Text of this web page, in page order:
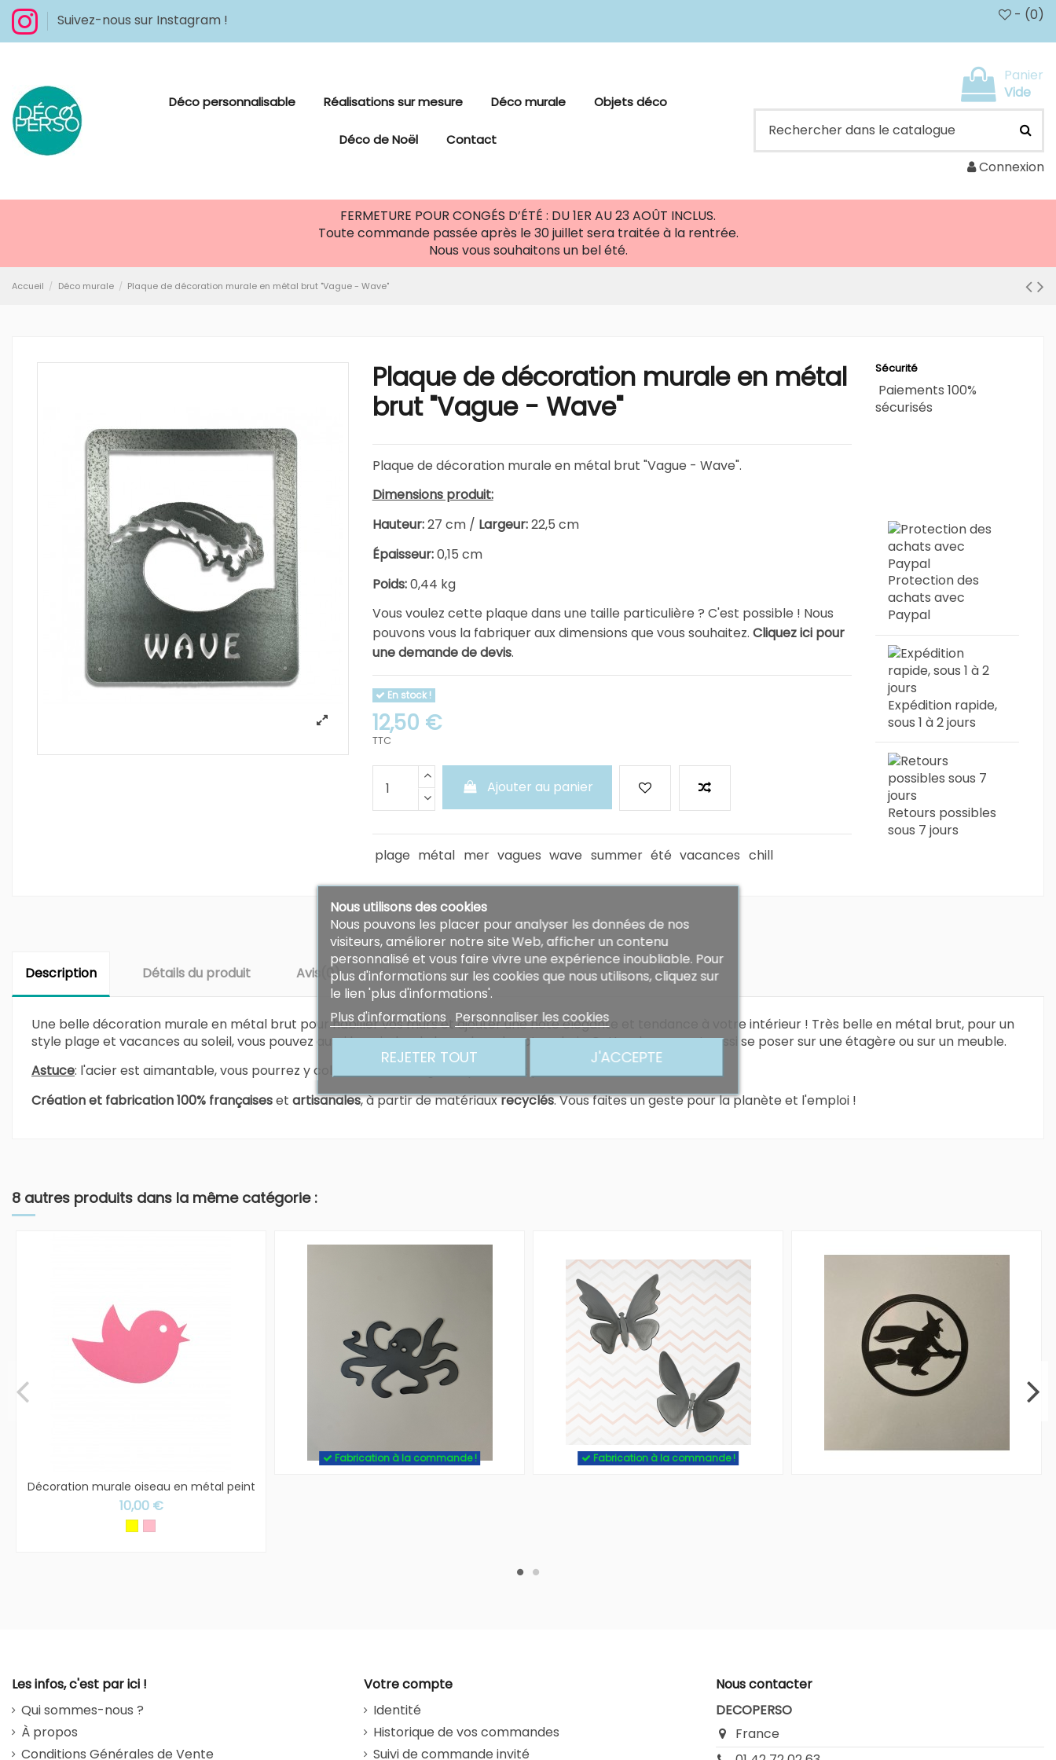
Suivez-nous sur Instagram ! - (0)
Déco personnalisable Réalisations sur mesure Déco murale Objets déco
Déco de Noël Contact
Panier
Vide
Connexion
FERMETURE POUR CONGÉS D’ÉTÉ : DU 1ER AU 23 AOÛT INCLUS.
Toute commande passée après le 30 juillet sera traitée à la rentrée.
Nous vous souhaitons un bel été.
Accueil Déco murale Plaque de décoration murale en métal brut "Vague - Wave"
Plaque de décoration murale en métal
brut "Vague - Wave"
Plaque de décoration murale en métal brut "Vague - Wave".
Dimensions produit:
Hauteur:27 cm / Largeur:22,5 cm
Épaisseur:0,15 cm
Poids:0,44 kg
Vous voulez cette plaque dans une taille particulière ? C'est possible ! Nous
pouvons vous la fabriquer aux dimensions que vous souhaitez. Cliquez ici pour
une demande de devis.
En stock !
12,50 €
TTC
Ajouter au panier
plage métal mer vagues wave summer été vacances chill
Sécurité
Paiements 100%
sécurisés
Protection des
achats avec
Paypal
Expédition rapide,
sous 1 à 2 jours
Retours possibles
sous 7 jours
Description Détails du produit Avis (0)
Une belle décoration murale en métal brut pour habiller vos murs et ajouter une note élégante et tendance à votre intérieur ! Très belle en métal brut, pour un
style plage et vacances au soleil, vous pouvez aussi la peindre de la couleur de votre choix. Cette plaque peut aussi se poser sur une étagère ou sur un meuble.
Astuce: l'acier est aimantable, vous pourrez y coller tous vos magnets, photos et pense-bêtes.
Création et fabrication 100% françaiseset artisanales, à partir de matériauxrecyclés. Vous faites un geste pour la planète et l'emploi !
8 autres produits dans la même catégorie :
Décoration murale oiseau en métal peint
10,00 €
Jaune soleil - brillant
Rose - mat
Fabrication à la commande ! Fabrication à la commande !
Les infos, c'est par ici !
Qui sommes-nous ?
À propos
Conditions Générales de Vente
Votre compte
Identité
Historique de vos commandes
Suivi de commande invité
Nous contacter
DECOPERSO
France
Nous utilisons des cookies
Nous pouvons les placer pour analyser les données de nos
visiteurs, améliorer notre site Web, afficher un contenu
personnalisé et vous faire vivre une expérience inoubliable. Pour
plus d'informations sur les cookies que nous utilisons, cliquez sur
le lien 'plus d'informations'.
Plus d'informations Personnaliser les cookies
REJETER TOUT J'ACCEPTE